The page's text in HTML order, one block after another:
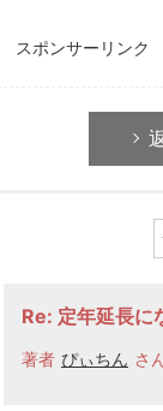
スポンサーリンク
Re: 定年延長に
著者 ぴぃちん さ